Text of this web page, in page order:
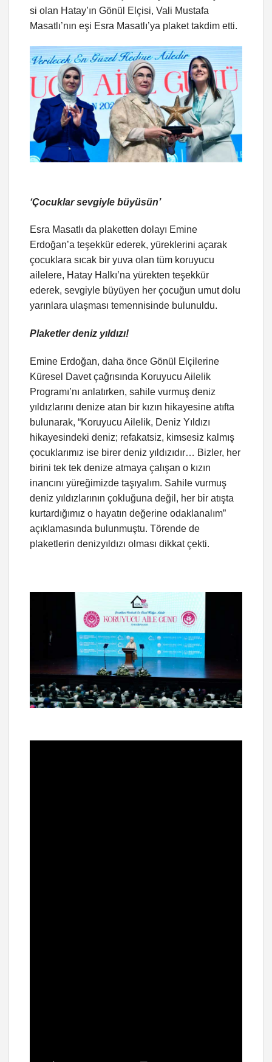
si olan Hatay’ın Gönül Elçisi, Vali Mustafa
Masatlı’nın eşi Esra Masatlı’ya plaket takdim etti.
‘Çocuklar sevgiyle büyüsün’
Esra Masatlı da plaketten dolayı Emine
Erdoğan’a teşekkür ederek, yüreklerini açarak
çocuklara sıcak bir yuva olan tüm koruyucu
ailelere, Hatay Halkı’na yürekten teşekkür
ederek, sevgiyle büyüyen her çocuğun umut dolu
yarınlara ulaşması temennisinde bulunuldu.
Plaketler deniz yıldızı!
Emine Erdoğan, daha önce Gönül Elçilerine
Küresel Davet çağrısında Koruyucu Ailelik
Programı’nı anlatırken, sahile vurmuş deniz
yıldızlarını denize atan bir kızın hikayesine atıfta
bulunarak, “Koruyucu Ailelik, Deniz Yıldızı
hikayesindeki deniz; refakatsiz, kimsesiz kalmış
çocuklarımız ise birer deniz yıldızıdır… Bizler, her
birini tek tek denize atmaya çalışan o kızın
inancını yüreğimizde taşıyalım. Sahile vurmuş
deniz yıldızlarının çokluğuna değil, her bir atışta
kurtardığımız o hayatın değerine odaklanalım”
açıklamasında bulunmuştu. Törende de
plaketlerin denizyıldızı olması dikkat çekti.